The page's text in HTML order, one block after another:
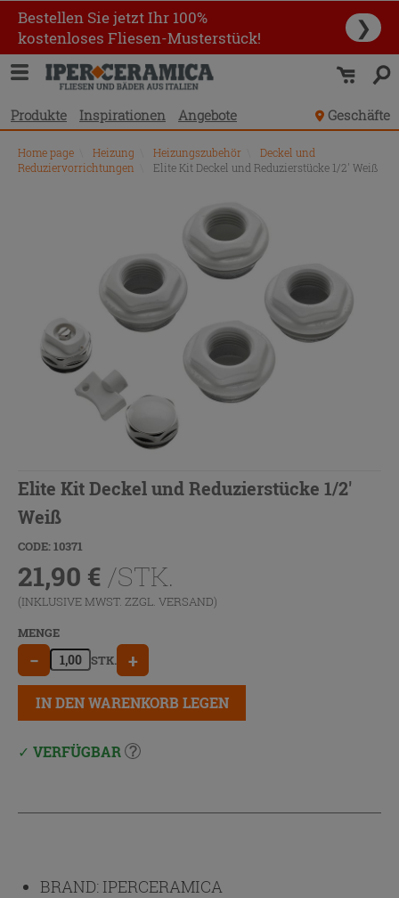
Bestellen Sie jetzt Ihr 100%
kostenloses Fliesen-Musterstück!
❯
Produkte Inspirationen Angebote Geschäfte
Home page Heizung Heizungszubehör
Deckel und
Reduziervorrichtungen
Elite Kit Deckel und Reduzierstücke 1/2' Weiß
Elite Kit Deckel und Reduzierstücke 1/2'
Weiß
CODE: 10371
21,90 € /STK.
(INKLUSIVE MWST. ZZGL. VERSAND)
MENGE
− STK. +
IN DEN WARENKORB LEGEN
VERFÜGBAR
BRAND: IPERCERAMICA